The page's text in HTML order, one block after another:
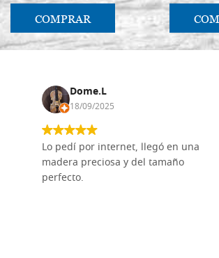
COMPRAR
Dome.L
18/09/2025
Lo pedí por internet, llegó en una
madera preciosa y del tamaño
perfecto.